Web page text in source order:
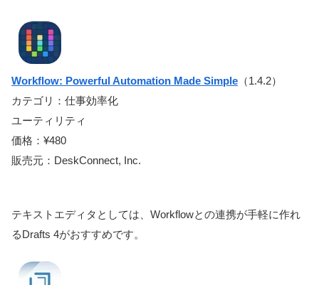
Workflow: Powerful Automation Made Simple （1.4.2）
カテゴリ：仕事効率化
ユーティリティ
価格：¥480
販売元：DeskConnect, Inc.
テキストエディタとしては、Workflowとの連携が手軽に作れ
るDrafts 4がおすすめです。